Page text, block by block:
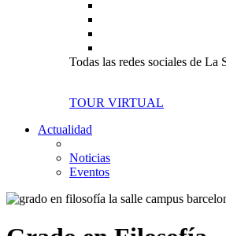
Todas las redes sociales de La
TOUR VIRTUAL
Actualidad
Noticias
Eventos